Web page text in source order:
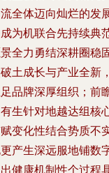
全体迈向灿烂的发
为机联合先持续典
全力勇结深耕圈稳
土成长与产业全新
品牌深厚组织；前
生针对地越达组核
变化性结合势质不
产生深远服地铺数
健康机制性个过程